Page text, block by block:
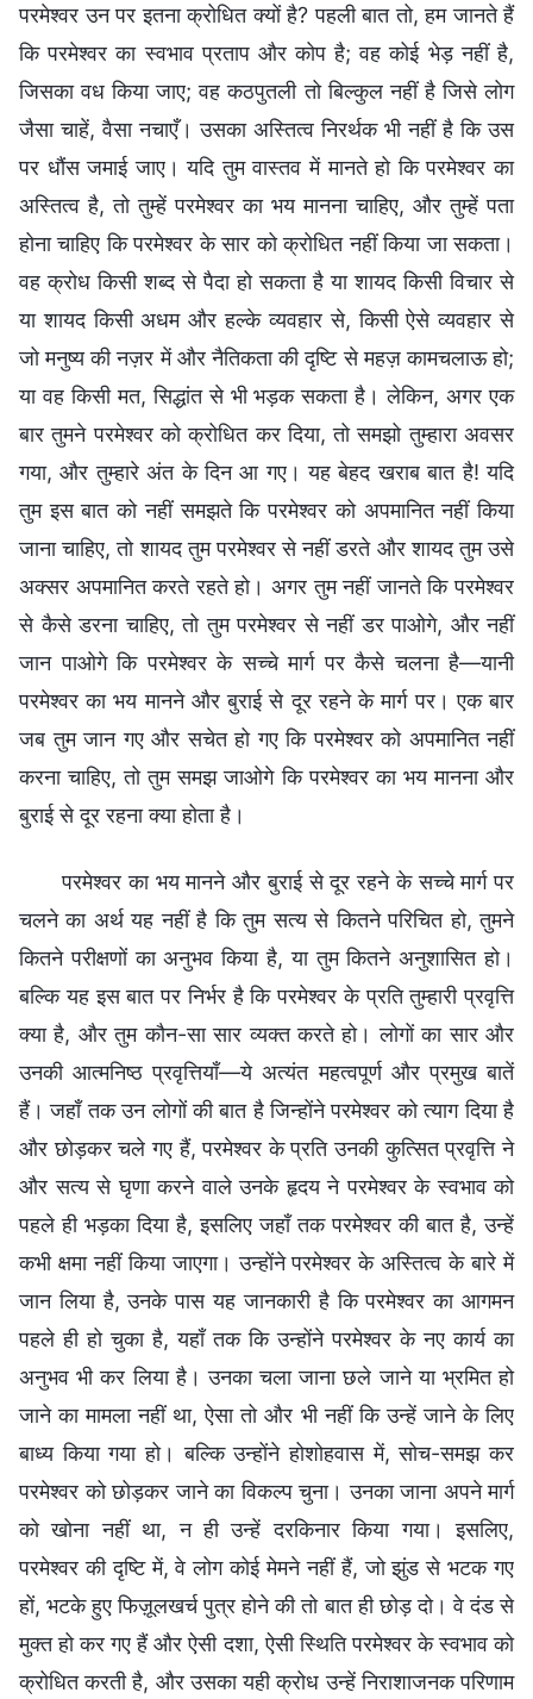
परमेश्वर उन पर इतना क्रोधित क्यों है? पहली बात तो, हम जानते हैं
कि परमेश्वर का स्वभाव प्रताप और कोप है; वह कोई भेड़ नहीं है,
जिसका वध किया जाए; वह कठपुतली तो बिल्कुल नहीं है जिसे लोग
जैसा चाहें, वैसा नचाएँ। उसका अस्तित्व निरर्थक भी नहीं है कि उस
पर धौंस जमाई जाए। यदि तुम वास्तव में मानते हो कि परमेश्वर का
अस्तित्व है, तो तुम्हें परमेश्वर का भय मानना चाहिए, और तुम्हें पता
होना चाहिए कि परमेश्वर के सार को क्रोधित नहीं किया जा सकता।
वह क्रोध किसी शब्द से पैदा हो सकता है या शायद किसी विचार से
या शायद किसी अधम और हल्के व्यवहार से, किसी ऐसे व्यवहार से
जो मनुष्य की नज़र में और नैतिकता की दृष्टि से महज़ कामचलाऊ हो;
या वह किसी मत, सिद्धांत से भी भड़क सकता है। लेकिन, अगर एक
बार तुमने परमेश्वर को क्रोधित कर दिया, तो समझो तुम्हारा अवसर
गया, और तुम्हारे अंत के दिन आ गए। यह बेहद खराब बात है! यदि
तुम इस बात को नहीं समझते कि परमेश्वर को अपमानित नहीं किया
जाना चाहिए, तो शायद तुम परमेश्वर से नहीं डरते और शायद तुम उसे
अक्सर अपमानित करते रहते हो। अगर तुम नहीं जानते कि परमेश्वर
से कैसे डरना चाहिए, तो तुम परमेश्वर से नहीं डर पाओगे, और नहीं
जान पाओगे कि परमेश्वर के सच्चे मार्ग पर कैसे चलना है—यानी
परमेश्वर का भय मानने और बुराई से दूर रहने के मार्ग पर। एक बार
जब तुम जान गए और सचेत हो गए कि परमेश्वर को अपमानित नहीं
करना चाहिए, तो तुम समझ जाओगे कि परमेश्वर का भय मानना और
बुराई से दूर रहना क्या होता है।
परमेश्वर का भय मानने और बुराई से दूर रहने के सच्चे मार्ग पर
चलने का अर्थ यह नहीं है कि तुम सत्य से कितने परिचित हो, तुमने
कितने परीक्षणों का अनुभव किया है, या तुम कितने अनुशासित हो।
बल्कि यह इस बात पर निर्भर है कि परमेश्वर के प्रति तुम्हारी प्रवृत्ति
क्या है, और तुम कौन-सा सार व्यक्त करते हो। लोगों का सार और
उनकी आत्मनिष्ठ प्रवृत्तियाँ—ये अत्यंत महत्वपूर्ण और प्रमुख बातें
हैं। जहाँ तक उन लोगों की बात है जिन्होंने परमेश्वर को त्याग दिया है
और छोड़कर चले गए हैं, परमेश्वर के प्रति उनकी कुत्सित प्रवृत्ति ने
और सत्य से घृणा करने वाले उनके हृदय ने परमेश्वर के स्वभाव को
पहले ही भड़का दिया है, इसलिए जहाँ तक परमेश्वर की बात है, उन्हें
कभी क्षमा नहीं किया जाएगा। उन्होंने परमेश्वर के अस्तित्व के बारे में
जान लिया है, उनके पास यह जानकारी है कि परमेश्वर का आगमन
पहले ही हो चुका है, यहाँ तक कि उन्होंने परमेश्वर के नए कार्य का
अनुभव भी कर लिया है। उनका चला जाना छले जाने या भ्रमित हो
जाने का मामला नहीं था, ऐसा तो और भी नहीं कि उन्हें जाने के लिए
बाध्य किया गया हो। बल्कि उन्होंने होशोहवास में, सोच-समझ कर
परमेश्वर को छोड़कर जाने का विकल्प चुना। उनका जाना अपने मार्ग
को खोना नहीं था, न ही उन्हें दरकिनार किया गया। इसलिए,
परमेश्वर की दृष्टि में, वे लोग कोई मेमने नहीं हैं, जो झुंड से भटक गए
हों, भटके हुए फिज़ूलखर्च पुत्र होने की तो बात ही छोड़ दो। वे दंड से
मुक्त हो कर गए हैं और ऐसी दशा, ऐसी स्थिति परमेश्वर के स्वभाव को
क्रोधित करती है, और उसका यही क्रोध उन्हें निराशाजनक परिणाम